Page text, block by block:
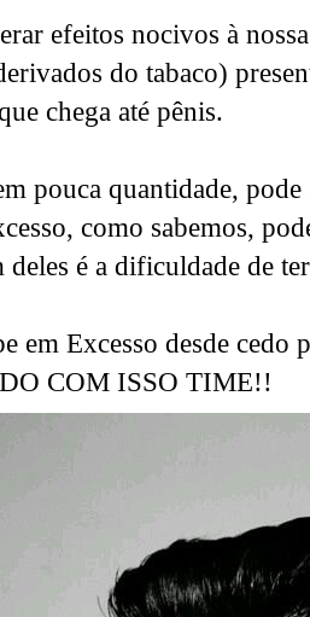
efeitos nocivos à
do tabaco)
chega até pênis.
pouca quantidade,
como sabemos,
deles é a dificuldade de
em Excesso desde cedo
COM ISSO TIME!!